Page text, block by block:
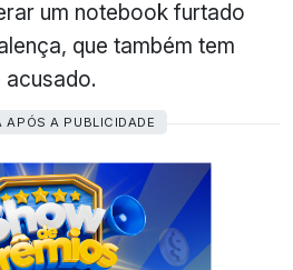
um notebook furtado
que também tem
APÓS A PUBLICIDADE